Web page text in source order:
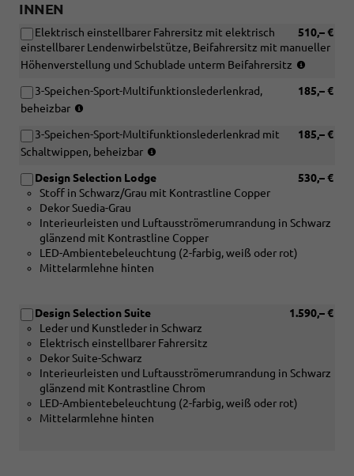
INNEN
510,– €
Elektrisch einstellbarer Fahrersitz mit elektrisch
einstellbarer Lendenwirbelstütze, Beifahrersitz mit manueller
Höhenverstellung und Schublade unterm Beifahrersitz
HP]
Lodge)
185,– €
3-Speichen-Sport-Multifunktionslederlenkrad,
beheizbar
Verbindung
mit
185,– €
3-Speichen-Sport-Multifunktionslederlenkrad mit
Schaltwippen, beheizbar
mit
530,– €
Design Selection Lodge
Stoff in Schwarz/Grau mit Kontrastline Copper
Dekor Suedia-Grau
Interieurleisten und Luftausströmerumrandung in Schwarz
glänzend mit Kontrastline Copper
LED-Ambientebeleuchtung (2-farbig, weiß oder rot)
Mittelarmlehne hinten
1.590,– €
Design Selection Suite
Leder und Kunstleder in Schwarz
Elektrisch einstellbarer Fahrersitz
Dekor Suite-Schwarz
Interieurleisten und Luftausströmerumrandung in Schwarz
glänzend mit Kontrastline Chrom
LED-Ambientebeleuchtung (2-farbig, weiß oder rot)
Mittelarmlehne hinten